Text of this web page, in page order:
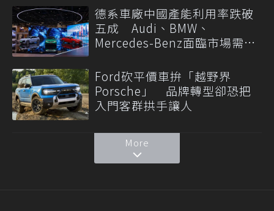
德系車廠中國產能利用率跌破
五成 Audi、BMW、
Mercedes-Benz面臨市場需求
Ford砍平價車拚「越野界
Porsche」 品牌轉型卻恐把
入門客群拱手讓人
More